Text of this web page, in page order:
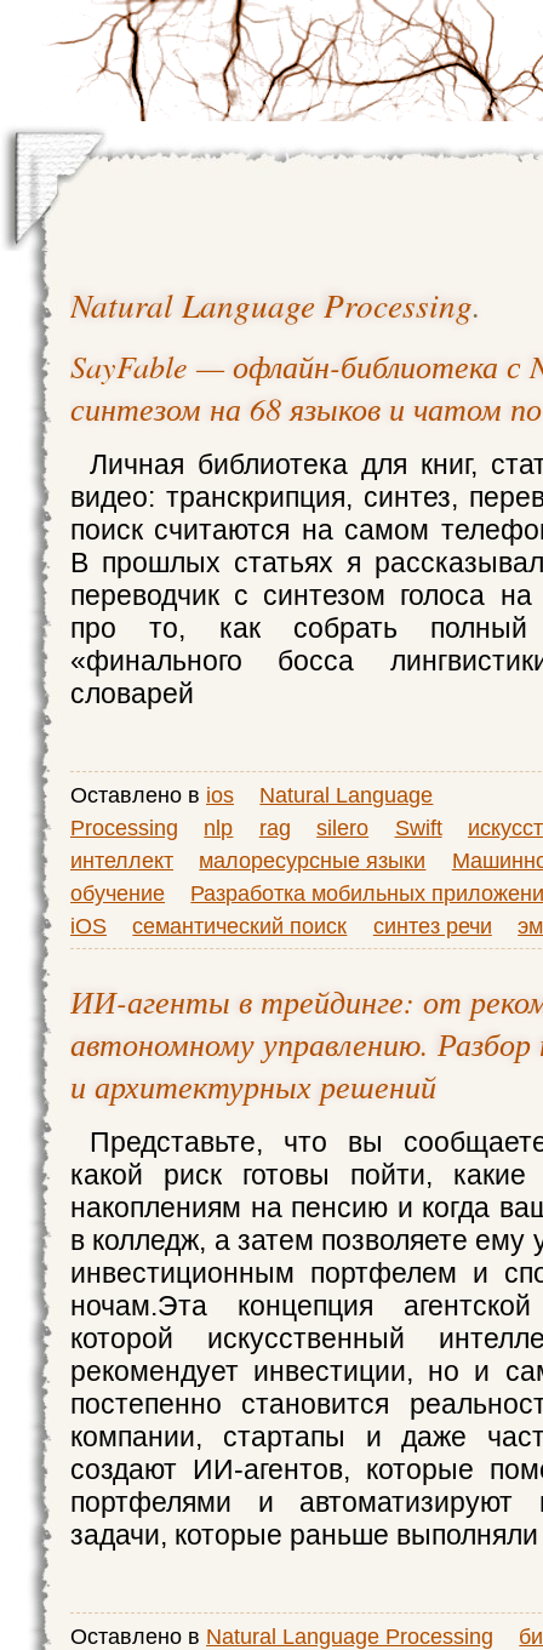
Natural Language Processing.
SayFable — офлайн-библиотека с
синтезом на 68 языков и чатом
Личная библиотека для книг,
видео: транскрипция, синтез,
поиск считаются на самом
В прошлых статьях я
переводчик с синтезом голоса
про то, как собрать полный
«финального босса
словарей
Оставлено в ios
Natural Language
Processing
nlp rag silero Swift
интеллект
малоресурсные языки
обучение
Разработка мобильных
iOS
семантический поиск синтез речи
ИИ-агенты в трейдинге: от
автономному управлению. Разбор
и архитектурных решений
Представьте, что вы
какой риск готовы пойти,
накоплениям на пенсию и когда
в колледж, а затем позволяете ему
инвестиционным портфелем и
ночам.Эта концепция
которой искусственный
рекомендует инвестиции, но и
постепенно становится
компании, стартапы и даже
создают ИИ-агентов, которые
портфелями и автоматизируют
задачи, которые раньше
Оставлено в Natural Language Processing